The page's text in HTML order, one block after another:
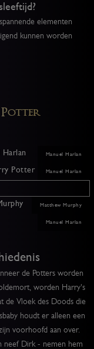
elementen
kunnen worden
Potter
Manuel Harlan
Manuel Harlan
Matthew Murphy
Manuel Harlan
de Potters worden
worden Harry's
de Vloek des Doods die
houdt er alleen een
voorhoofd aan over.
neef Dirk - nemen hem